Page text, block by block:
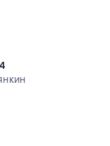
основе 10 оценок